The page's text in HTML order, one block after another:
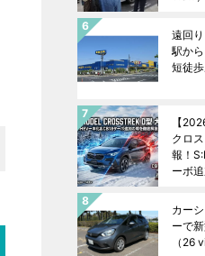
遠回
駅か
短徒
【
クロ
報！
ーボ
カー
ーで
（26